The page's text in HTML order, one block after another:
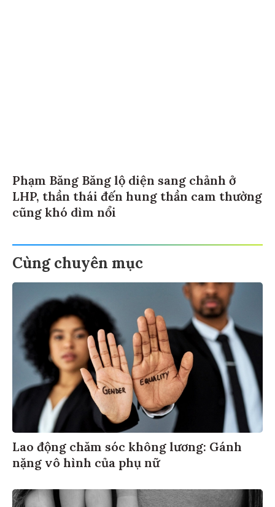
Phạm Băng Băng lộ diện sang chảnh ở
LHP, thần thái đến hung thần cam thường
cũng khó dìm nổi
Cùng chuyên mục
Lao động chăm sóc không lương: Gánh
nặng vô hình của phụ nữ